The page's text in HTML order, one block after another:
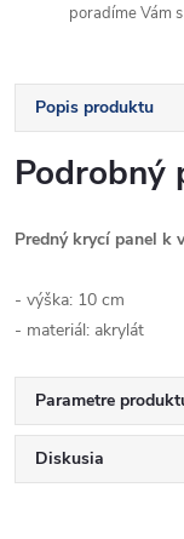
poradíme Vám
Popis produktu
Podrobný
Predný krycí panel k
- výška: 10 cm
- materiál: akrylát
Parametre
Diskusia